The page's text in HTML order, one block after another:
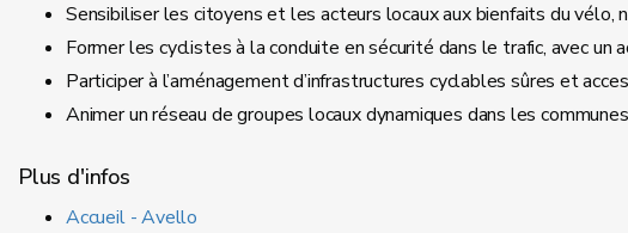
Sensibiliser les citoyens et les acteurs locaux aux bienfaits du vélo,
Former les cyclistes à la conduite en sécurité dans le trafic, avec
Participer à l’aménagement d’infrastructures cyclables sûres et
Animer un réseau de groupes locaux dynamiques dans les
Plus d'infos
Accueil - Avello